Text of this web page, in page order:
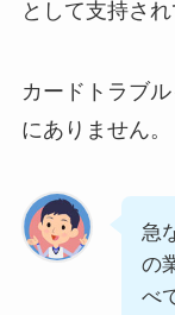
として支持され
カードトラブ
にありません。
急
の
べ